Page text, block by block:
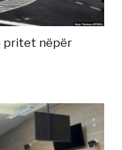
pritet nëpër